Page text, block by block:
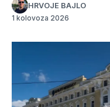
HRVOJE BAJLO
1 kolovoza 2026